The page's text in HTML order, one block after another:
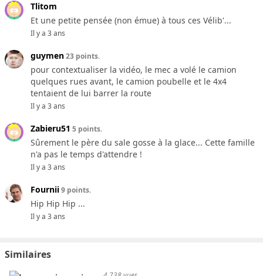
Tlitom
Et une petite pensée (non émue) à tous ces Vélib'...
Il y a 3 ans
guymen23 points.
pour contextualiser la vidéo, le mec a volé le camion
quelques rues avant, le camion poubelle et le 4x4
tentaient de lui barrer la route
Il y a 3 ans
Zabieru51 5 points.
Sûrement le père du sale gosse à la glace... Cette famille
n'a pas le temps d'attendre !
Il y a 3 ans
Fournii9 points.
Hip Hip Hip ...
Il y a 3 ans
Similaires